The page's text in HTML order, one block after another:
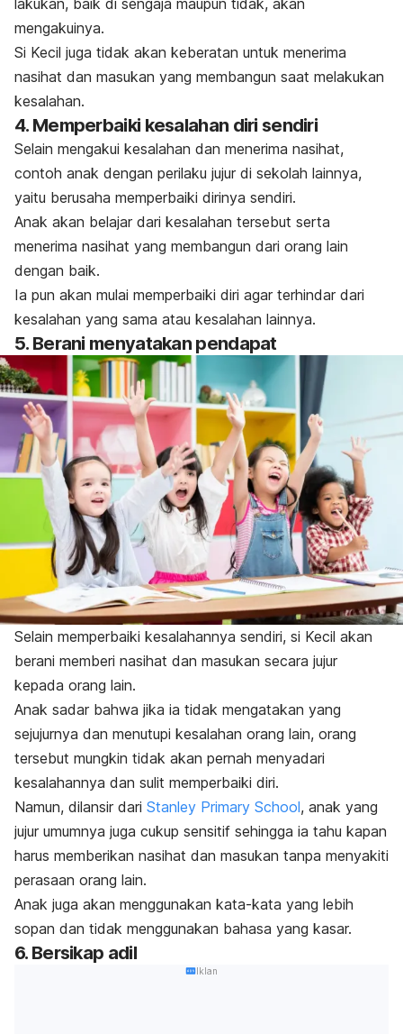
lakukan, baik di sengaja maupun tidak, akan
mengakuinya.
Si Kecil juga tidak akan keberatan untuk menerima
nasihat dan masukan yang membangun saat melakukan
kesalahan.
4. Memperbaiki kesalahan diri sendiri
Selain mengakui kesalahan dan menerima nasihat,
contoh anak dengan perilaku jujur di sekolah lainnya,
yaitu berusaha memperbaiki dirinya sendiri.
Anak akan belajar dari kesalahan tersebut serta
menerima nasihat yang membangun dari orang lain
dengan baik.
Ia pun akan mulai memperbaiki diri agar terhindar dari
kesalahan yang sama atau kesalahan lainnya.
5. Berani menyatakan pendapat
Selain memperbaiki kesalahannya sendiri, si Kecil akan
berani memberi nasihat dan masukan secara jujur
kepada orang lain.
Anak sadar bahwa jika ia tidak mengatakan yang
sejujurnya dan menutupi kesalahan orang lain, orang
tersebut mungkin tidak akan pernah menyadari
kesalahannya dan sulit memperbaiki diri.
Namun, dilansir dari Stanley Primary School, anak yang
jujur umumnya juga cukup sensitif sehingga ia tahu kapan
harus memberikan nasihat dan masukan tanpa menyakiti
perasaan orang lain.
Anak juga akan menggunakan kata-kata yang lebih
sopan dan tidak menggunakan bahasa yang kasar.
6. Bersikap adil
Iklan